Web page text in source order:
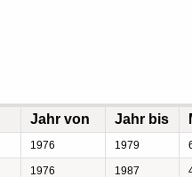
Jahr von Jahr bis
1976 1979
1976 1987